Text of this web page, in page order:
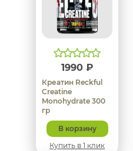
1990 ₽
Креатин Reckful
Creatine
Monohydrate 300
гр
В корзину
Купить в 1 клик